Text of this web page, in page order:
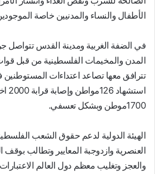
الأطفال والنساء والمدنيين خاصة
في الضفة الغربية ومدينة القدس تتواصل
المدن والمخيمات الفلسطينية من قبل قوات
تترافق معها تصاعد اعتداءات
1700موطن وبشكل تعسفي.
الهيئة الدولية لدعم حقوق الشعب
العنصرية وازدوجبة المعايير وتطالب بوقف
والعجز وتغليب معظم دول العالم